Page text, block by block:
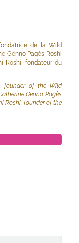
de la Wild
Genno Pagès Roshi
Roshi, fondateur du
founder of the Wild
Genno Pagès
Roshi, founder of the